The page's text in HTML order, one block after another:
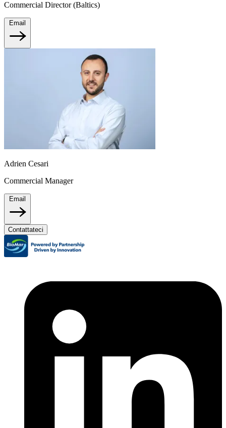
Commercial Director (Baltics)
Email
Adrien Cesari
Commercial Manager
Email
Contattateci